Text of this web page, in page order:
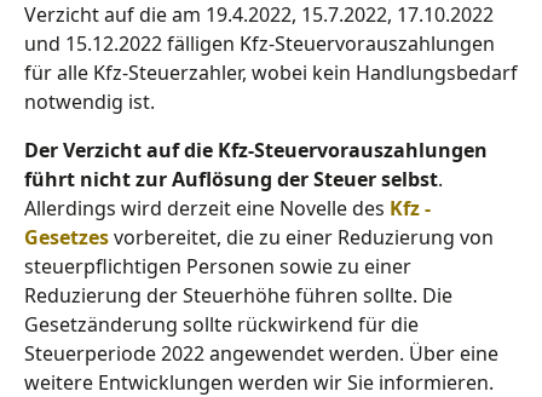
Verzicht auf die am 19.4.2022, 15.7.2022, 17.10.2022
und 15.12.2022 fälligen Kfz-Steuervorauszahlungen
für alle Kfz-Steuerzahler, wobei kein Handlungsbedarf
notwendig ist.
Der Verzicht auf die Kfz-Steuervorauszahlungen
führt nicht zur Auflösung der Steuer selbst.
Allerdings wird derzeit eine Novelle des Kfz -
Gesetzesvorbereitet, die zu einer Reduzierung von
steuerpflichtigen Personen sowie zu einer
Reduzierung der Steuerhöhe führen sollte. Die
Gesetzänderung sollte rückwirkend für die
Steuerperiode 2022 angewendet werden. Über eine
weitere Entwicklungen werden wir Sie informieren.